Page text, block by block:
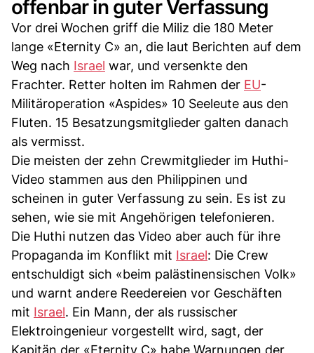
offenbar in guter Verfassung
Vor drei Wochen griff die Miliz die 180 Meter
lange «Eternity C» an, die laut Berichten auf dem
Weg nach Israel war, und versenkte den
Frachter. Retter holten im Rahmen der EU-
Militäroperation «Aspides» 10 Seeleute aus den
Fluten. 15 Besatzungsmitglieder galten danach
als vermisst.
Die meisten der zehn Crewmitglieder im Huthi-
Video stammen aus den Philippinen und
scheinen in guter Verfassung zu sein. Es ist zu
sehen, wie sie mit Angehörigen telefonieren.
Die Huthi nutzen das Video aber auch für ihre
Propaganda im Konflikt mit Israel: Die Crew
entschuldigt sich «beim palästinensischen Volk»
und warnt andere Reedereien vor Geschäften
mit Israel. Ein Mann, der als russischer
Elektroingenieur vorgestellt wird, sagt, der
Kapitän der «Eternity C» habe Warnungen der